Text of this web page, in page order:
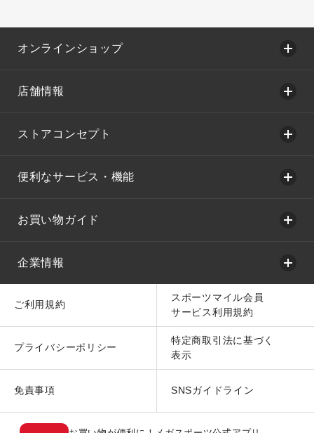
オンラインショップ
店舗情報
ストアコンセプト
便利なサービス・機能
お買い物ガイド
企業情報
ご利用規約
スポーツマイル会員
サービス利用規約
プライバシーポリシー
特定商取引法に基づく
表示
免責事項 SNSガイドライン